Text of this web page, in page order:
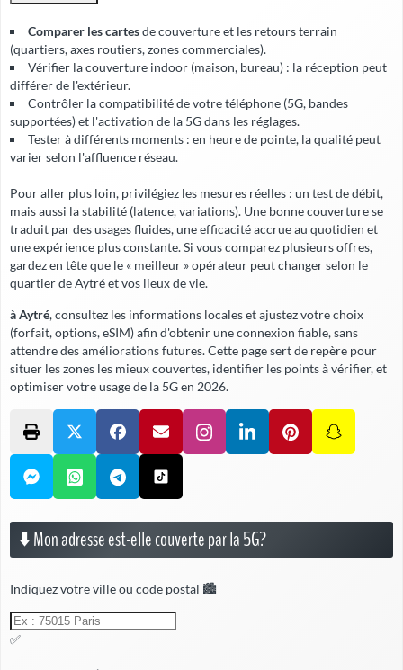
Comparer les cartesde couverture et les retours terrain
(quartiers, axes routiers, zones commerciales).
Vérifier lacouverture indoor (maison, bureau) : la réception peut
différer de l'extérieur.
Contrôler la compatibilité de votre téléphone (5G, bandes
supportées) et l'activation de la 5G dans les réglages.
Tester à différents moments : en heure de pointe, la qualité peut
varier selon l'affluence réseau.
Pour aller plus loin, privilégiez les mesures réelles : un test de débit,
mais aussi la stabilité (latence, variations). Une bonne couverture se
traduit par des usages fluides, uneefficacité accrueau quotidien et
une expérience plus constante. Si vous comparez plusieurs offres,
gardez en tête que le « meilleur » opérateur peut changer selon le
quartier de Aytré et vos lieux de vie.
à Aytré, consultez les informations locales et ajustez votre choix
(forfait, options, eSIM) afin d'obtenir une connexion fiable,sans
attendredes améliorations futures. Cette page sert de repère pour
situer les zones les mieux couvertes, identifier les points à vérifier, et
optimiser votre usage de la 5G en 2026.
⬇️ Mon adresse est-elle couverte par la 5G?
Indiquez votre ville ou code postal 🏙️
✅